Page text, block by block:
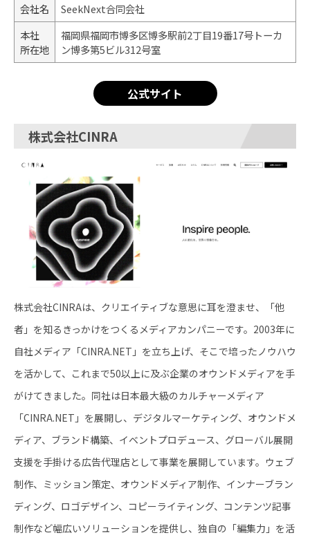
会社名
SeekNext合同会社
本社
所在地
福岡県福岡市博多区博多駅前2丁目19番17号トーカ
ン博多第5ビル312号室
公式サイト
株式会社CINRA
株式会社CINRAは、クリエイティブな意思に耳を澄ませ、「他
者」を知るきっかけをつくるメディアカンパニーです。2003年に
自社メディア「CINRA.NET」を立ち上げ、そこで培ったノウハウ
を活かして、これまで50以上に及ぶ企業のオウンドメディアを手
がけてきました。同社は日本最大級のカルチャーメディア
「CINRA.NET」を展開し、デジタルマーケティング、オウンドメ
ディア、ブランド構築、イベントプロデュース、グローバル展開
支援を手掛ける広告代理店として事業を展開しています。ウェブ
制作、ミッション策定、オウンドメディア制作、インナーブラン
ディング、ロゴデザイン、コピーライティング、コンテンツ記事
制作など幅広いソリューションを提供し、独自の「編集力」を活